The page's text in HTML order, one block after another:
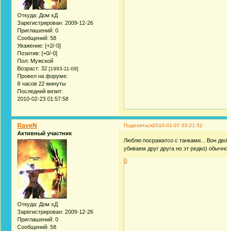
Откуда: Дом хД
Зарегистрирован: 2009-12-26
Приглашений: 0
Сообщений: 58
Уважение: [+2/-0]
Позитив: [+0/-0]
Пол: Мужской
Возраст: 32 [1993-11-09]
Провел на форуме:
8 часов 22 минуты
Последний визит:
2010-02-23 01:57:58
Поделиться2010-01-07 03:21:52
RaveN
Активный участник
Откуда: Дом хД
Зарегистрирован: 2009-12-26
Приглашений: 0
Сообщений: 58
Люблю посражатсо с танками... Вон
убиваем друг друга но эт редко)
0